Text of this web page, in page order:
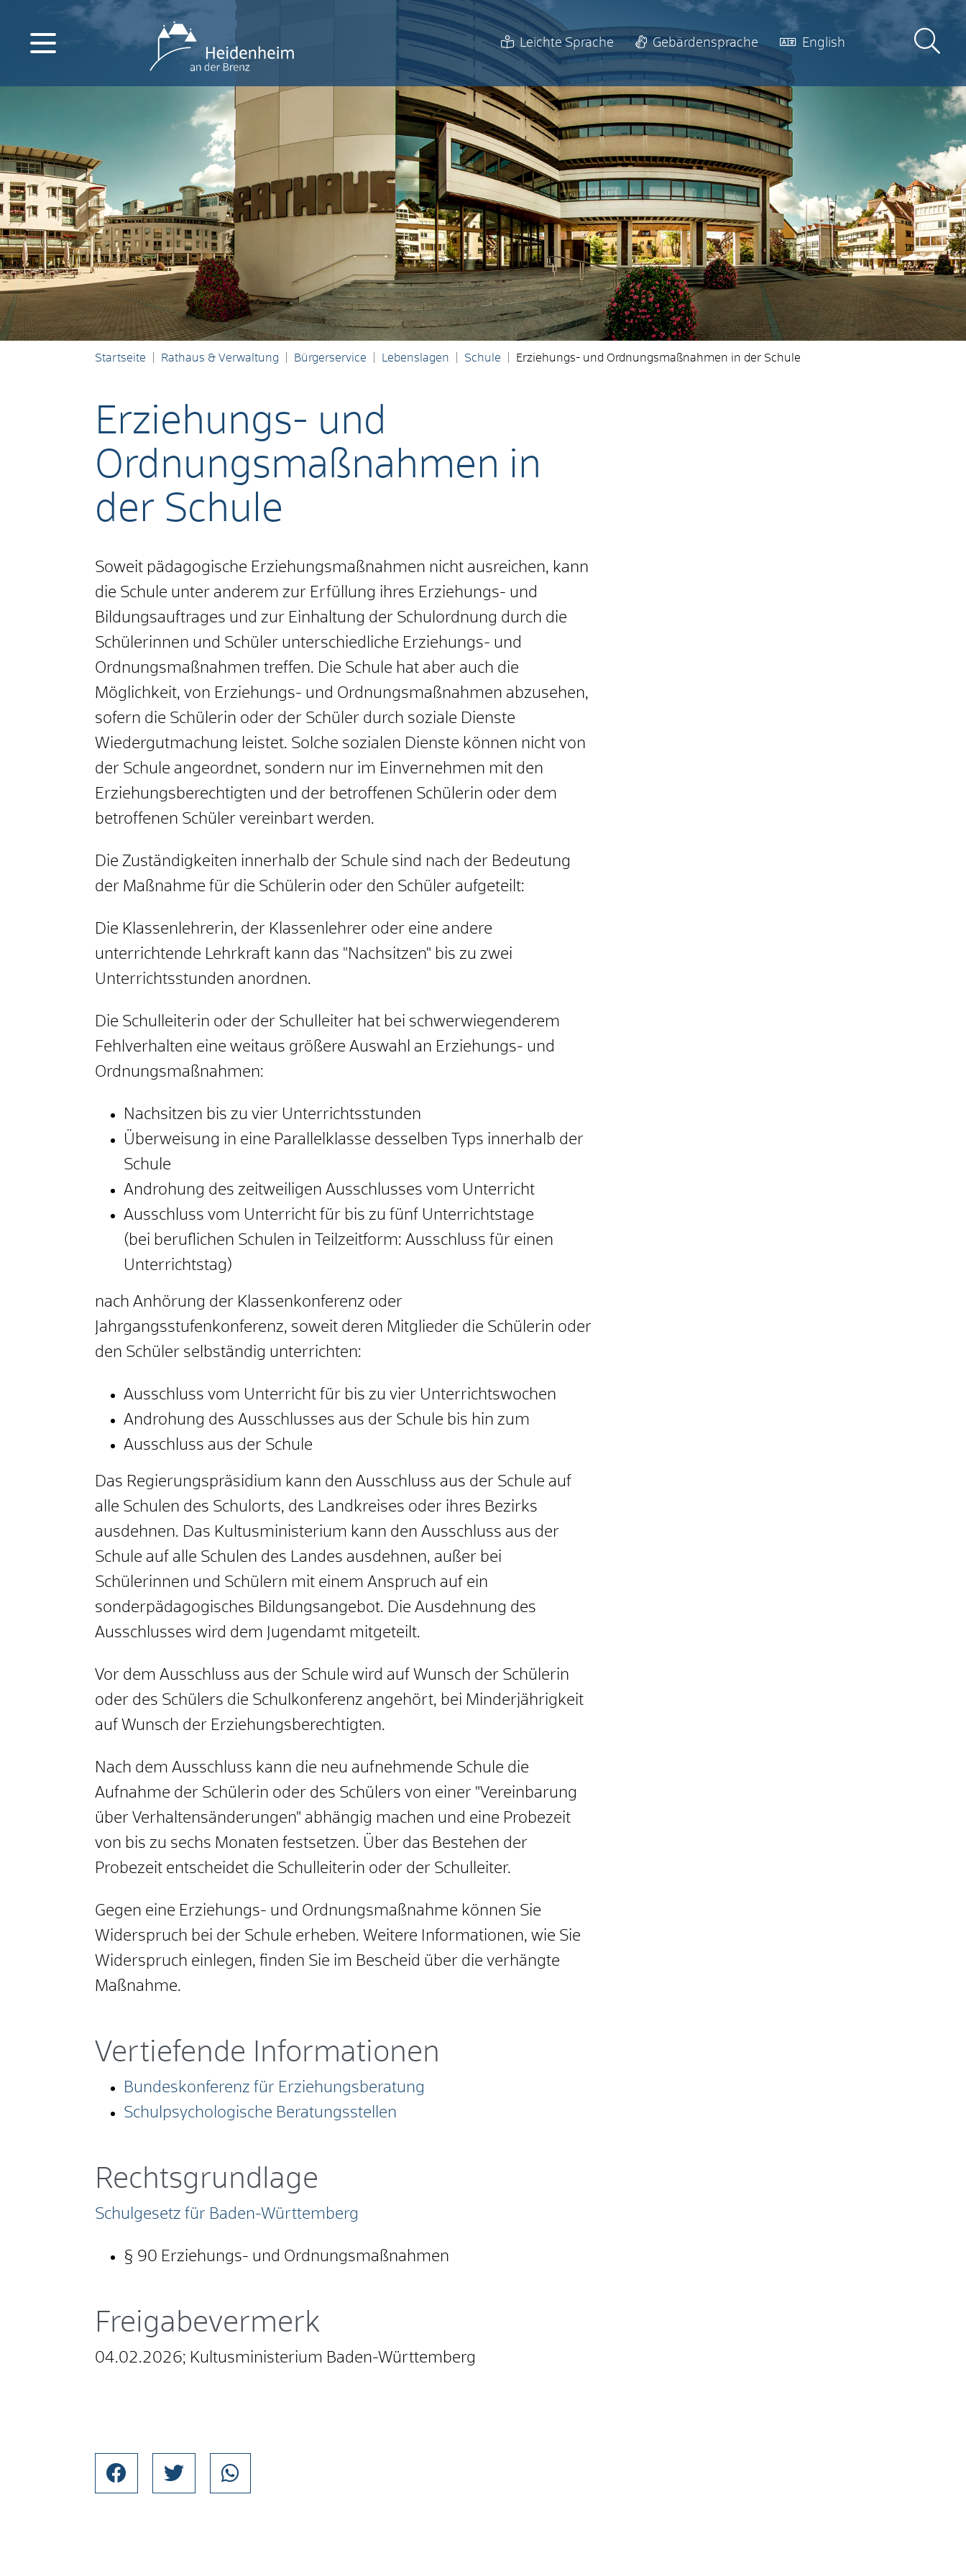
Leichte Sprache Gebärdensprache English
Startseite Rathaus & Verwaltung Bürgerservice Lebenslagen Schule Erziehungs- und Ordnungsmaßnahmen in der Schule
Erziehungs- und
Ordnungsmaßnahmen in
der Schule
Soweit pädagogische Erziehungsmaßnahmen nicht ausreichen, kann
die Schule unter anderem zur Erfüllung ihres Erziehungs- und
Bildungsauftrages und zur Einhaltung der Schulordnung durch die
Schülerinnen und Schüler unterschiedliche Erziehungs- und
Ordnungsmaßnahmen treffen. Die Schule hat aber auch die
Möglichkeit, von Erziehungs- und Ordnungsmaßnahmen abzusehen,
sofern die Schülerin oder der Schüler durch soziale Dienste
Wiedergutmachung leistet. Solche sozialen Dienste können nicht von
der Schule angeordnet, sondern nur im Einvernehmen mit den
Erziehungsberechtigten und der betroffenen Schülerin oder dem
betroffenen Schüler vereinbart werden.
Die Zuständigkeiten innerhalb der Schule sind nach der Bedeutung
der Maßnahme für die Schülerin oder den Schüler aufgeteilt:
Die Klassenlehrerin, der Klassenlehrer oder eine andere
unterrichtende Lehrkraft kann das "Nachsitzen" bis zu zwei
Unterrichtsstunden anordnen.
Die Schulleiterin oder der Schulleiter hat bei schwerwiegenderem
Fehlverhalten eine weitaus größere Auswahl an Erziehungs- und
Ordnungsmaßnahmen:
Nachsitzen bis zu vier Unterrichtsstunden
Überweisung in eine Parallelklasse desselben Typs innerhalb der
Schule
Androhung des zeitweiligen Ausschlusses vom Unterricht
Ausschluss vom Unterricht für bis zu fünf Unterrichtstage
(bei beruflichen Schulen in Teilzeitform: Ausschluss für einen
Unterrichtstag)
nach Anhörung der Klassenkonferenz oder
Jahrgangsstufenkonferenz, soweit deren Mitglieder die Schülerin oder
den Schüler selbständig unterrichten:
Ausschluss vom Unterricht für bis zu vier Unterrichtswochen
Androhung des Ausschlusses aus der Schule bis hin zum
Ausschluss aus der Schule
Das Regierungspräsidium kann den Ausschluss aus der Schule auf
alle Schulen des Schulorts, des Landkreises oder ihres Bezirks
ausdehnen. Das Kultusministerium kann den Ausschluss aus der
Schule auf alle Schulen des Landes ausdehnen, außer bei
Schülerinnen und Schülern mit einem Anspruch auf ein
sonderpädagogisches Bildungsangebot. Die Ausdehnung des
Ausschlusses wird dem Jugendamt mitgeteilt.
Vor dem Ausschluss aus der Schule wird auf Wunsch der Schülerin
oder des Schülers die Schulkonferenz angehört, bei Minderjährigkeit
auf Wunsch der Erziehungsberechtigten.
Nach dem Ausschluss kann die neu aufnehmende Schule die
Aufnahme der Schülerin oder des Schülers von einer "Vereinbarung
über Verhaltensänderungen" abhängig machen und eine Probezeit
von bis zu sechs Monaten festsetzen. Über das Bestehen der
Probezeit entscheidet die Schulleiterin oder der Schulleiter.
Gegen eine Erziehungs- und Ordnungsmaßnahme können Sie
Widerspruch bei der Schule erheben. Weitere Informationen, wie Sie
Widerspruch einlegen, finden Sie im Bescheid über die verhängte
Maßnahme.
Vertiefende Informationen
Bundeskonferenz für Erziehungsberatung
Schulpsychologische Beratungsstellen
Rechtsgrundlage
Schulgesetz für Baden-Württemberg
§ 90 Erziehungs- und Ordnungsmaßnahmen
Freigabevermerk
04.02.2026; Kultusministerium Baden-Württemberg